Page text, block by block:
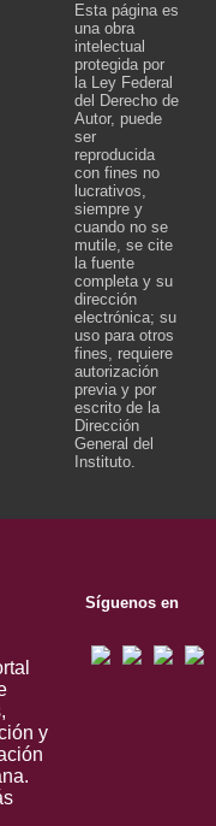
Esta página es
una obra
intelectual
protegida por
la Ley Federal
del Derecho de
Autor, puede
ser
reproducida
con fines no
lucrativos,
siempre y
cuando no se
mutile, se cite
la fuente
completa y su
dirección
electrónica; su
uso para otros
fines, requiere
autorización
previa y por
escrito de la
Dirección
General del
Instituto.
y
Síguenos en